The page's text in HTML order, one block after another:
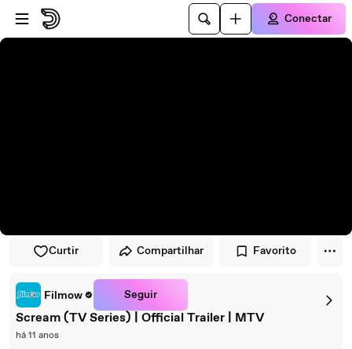
Pular para o player
Ir para o conteúdo principal
Conectar
Curtir Compartilhar Favorito
Filmow Seguir
Scream (TV Series) | Official Trailer | MTV
há 11 anos